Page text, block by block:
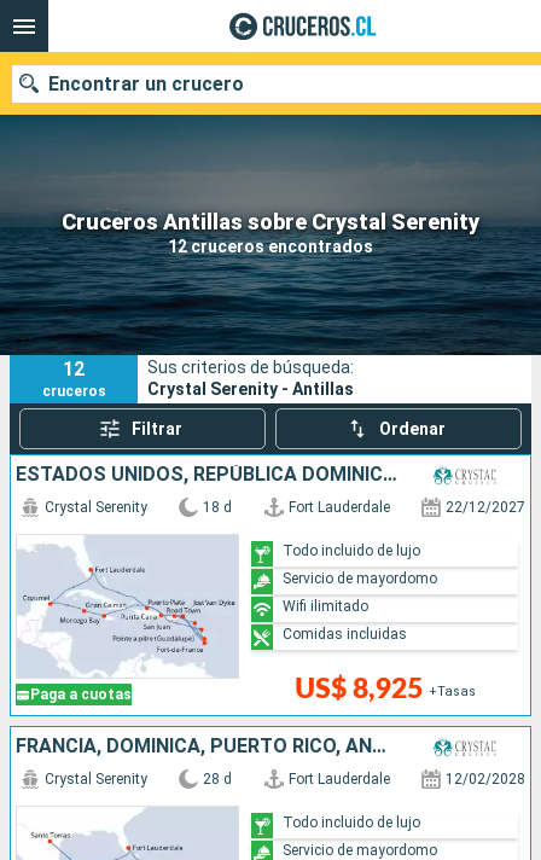
Cruceros Antillas sobre Crystal Serenity
12 cruceros encontrados
Encontrar un crucero
Nuestros destinos
Fecha de salida
Puertos Compañías
Buscar
12
cruceros
Sus criterios de búsqueda:
Crystal Serenity - Antillas
Filtrar Ordenar
ESTADOS UNIDOS, REPÚBLICA DOMINICANA, MÉXICO, SANTA LUCIA, ISLAS CAIMÁN, JAMAICA, PUERTO RICO
Paga a cuotas
Crystal Serenity 18 d Fort Lauderdale 22/12/2027
US$ 8,925 +Tasas
Todo incluido de lujo
Servicio de mayordomo
Wifi ilimitado
Comidas incluidas
FRANCIA, DOMINICA, PUERTO RICO, ANTIGUA Y BARBUDA, SANTA LUCIA, GRENADA, ARUBA, COLOMBIA, PANAMÁ, COSTA RICA, HONDURAS, BELICE, MÉXICO, ESTADOS UNIDOS
Crystal Serenity 28 d Fort Lauderdale 12/02/2028
Todo incluido de lujo
Servicio de mayordomo